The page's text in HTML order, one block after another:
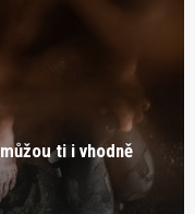
ti i vhodně